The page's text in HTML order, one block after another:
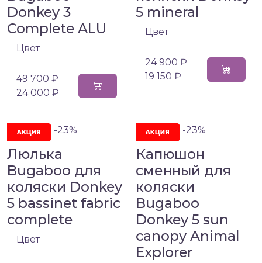
Donkey 3
Complete ALU
Цвет
49 700 ₽
24 000 ₽
5 mineral
Цвет
24 900 ₽
19 150 ₽
-23%
Люлька
Bugaboo для
коляски Donkey
5 bassinet fabric
complete
Цвет
-23%
Капюшон
сменный для
коляски
Bugaboo
Donkey 5 sun
canopy Animal
Explorer